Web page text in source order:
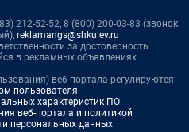
212-52-52, 8 (800) 200-03-83 (звонок
reklamangs@shkulev.ru
за достоверность
в рекламных объявлениях.
веб-портала регулируются:
пользователя
характеристик ПО
веб-портала и политикой
персональных данных